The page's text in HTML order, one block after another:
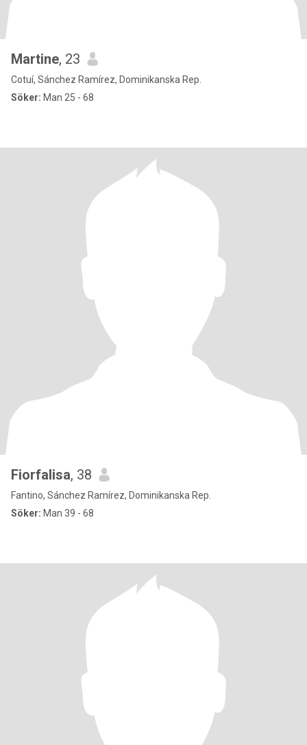
Martine, 23
Cotuí, Sánchez Ramírez, Dominikanska Rep.
Söker: Man 25 - 68
Fiorfalisa, 38
Fantino, Sánchez Ramírez, Dominikanska Rep.
Söker: Man 39 - 68